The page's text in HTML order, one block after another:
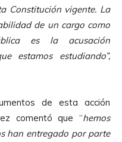
Constitución vigente. La
de un cargo como
es la acusación
estamos estudiando”,
de esta acción
comentó que “hemos
han entregado por parte